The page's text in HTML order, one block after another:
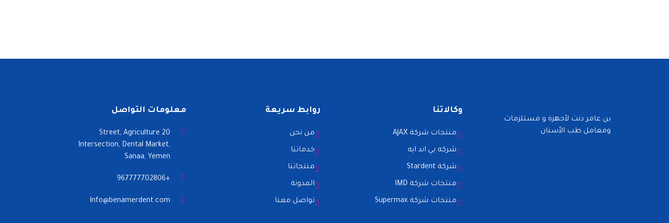
بن عامر دنت لأجهزة و مستلزمات
ومعامل طب الأسنان
وكالاتنا
منتجات شركة AJAX
شركه بي اند ايه
شركة Stardent
منتجات شركة IMD
منتجات شركة Supermax
روابط سريعة
من نحن
خدماتنا
منتجاتنا
المدونة
تواصل معنا
معلومات التواصل
20 Street, Agriculture
Intersection, Dental Market,
Sanaa, Yemen
+967777702806
Info@benamerdent.com